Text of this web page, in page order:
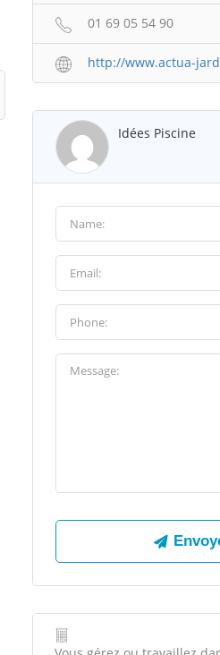
01 69 05 54 90
http://www.actua-
Idées Piscine